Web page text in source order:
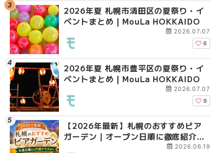
2026年夏 札幌市清田区の夏祭り・イ
ベントまとめ | MouLa HOKKAIDO
2026.07.07
6
2026年夏 札幌市豊平区の夏祭り・イ
ベントまとめ | MouLa HOKKAIDO
2026.07.07
9
【2026年最新】札幌のおすすめビア
ガーデン｜オープン日順に徹底紹介！
大通公園から穴場テラスまで | MouLa
2026.06.19
2026年夏 札幌市白石
ベントまとめ |
2026年夏 札幌市手稲
ベントまとめ |
2026年夏 札幌市北区
ントまとめ | MouLa
2026年夏 札幌市白石
ベントまとめ |
2026年夏 札幌市西区
ントまとめ | MouLa
2026年夏 札幌市手稲
ベントまとめ |